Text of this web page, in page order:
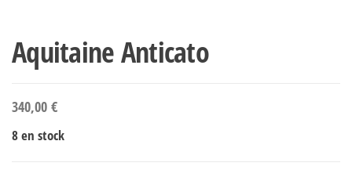
Aquitaine Anticato
340,00 €
8 en stock